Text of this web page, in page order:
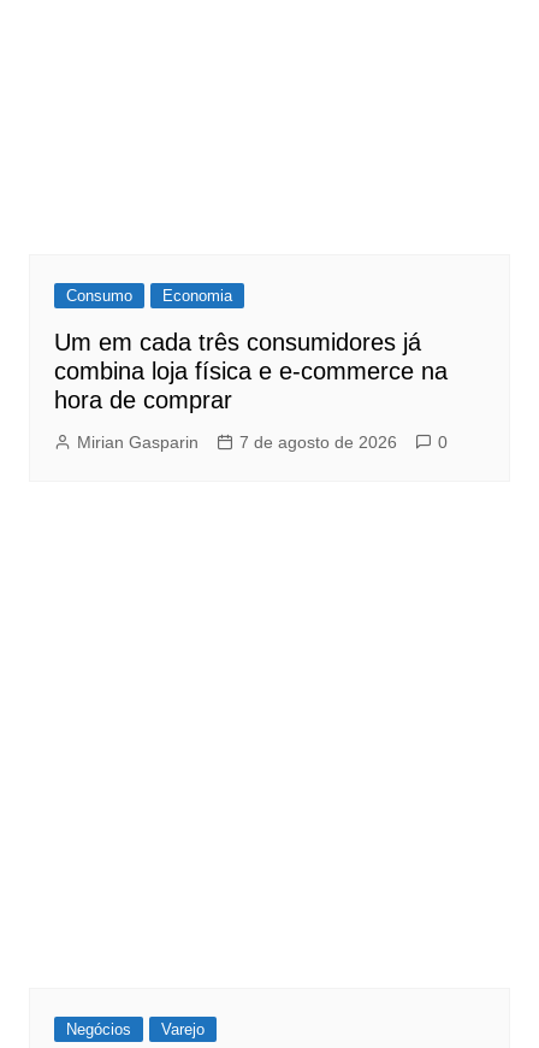
Consumo Economia
Um em cada três consumidores já
combina loja física e e-commerce na
hora de comprar
Mirian Gasparin 7 de agosto de 2026 0
Negócios Varejo